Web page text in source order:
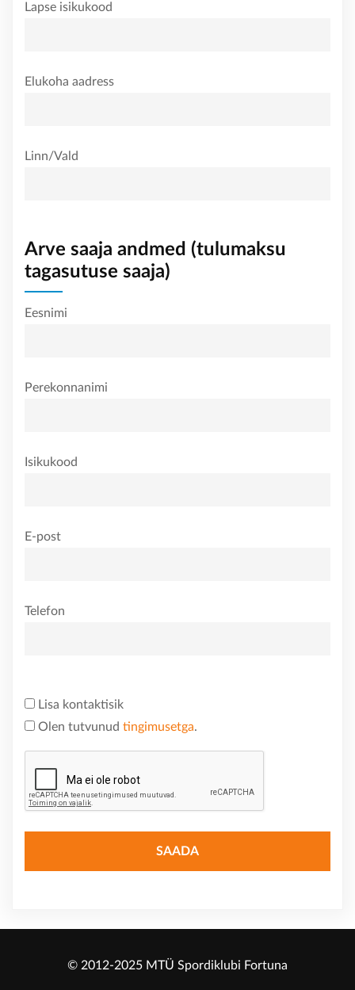
Lapse isikukood
Elukoha aadress
Linn/Vald
Arve saaja andmed (tulumaksu
tagasutuse saaja)
Eesnimi
Perekonnanimi
Isikukood
E-post
Telefon
Lisa kontaktisik
Olen tutvunud tingimusetga.
© 2012-2025 MTÜ Spordiklubi Fortuna